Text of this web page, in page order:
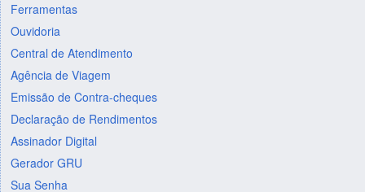
Ferramentas
Ouvidoria
Central de Atendimento
Agência de Viagem
Emissão de Contra-cheques
Declaração de Rendimentos
Assinador Digital
Gerador GRU
Sua Senha